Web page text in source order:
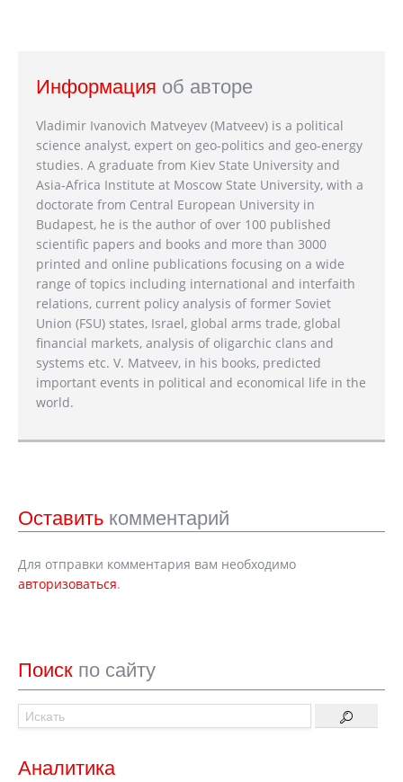
Информация об авторе
Vladimir Ivanovich Matveyev (Matveev) is a political
science analyst, expert on geo-politics and geo-energy
studies. A graduate from Kiev State University and
Asia-Africa Institute at Moscow State University, with a
doctorate from Central European University in
Budapest, he is the author of over 100 published
scientific papers and books and more than 3000
printed and online publications focusing on a wide
range of topics including international and interfaith
relations, current policy analysis of former Soviet
Union (FSU) states, Israel, global arms trade, global
financial markets, analysis of oligarchic clans and
systems etc. V. Matveev, in his books, predicted
important events in political and economical life in the
world.
Оставить комментарий
Для отправки комментария вам необходимо
авторизоваться.
Поиск по сайту
Аналитика